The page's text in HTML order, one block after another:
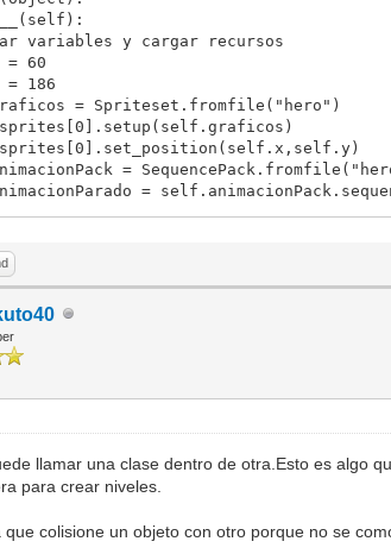
y cargar recursos
60
= Spriteset.fromfile("hero")
=
=
2
lado imagen
sprite
llamar una clase dentro de otra.Esto es algo
para crear niveles.
colisione un objeto con otro porque no se